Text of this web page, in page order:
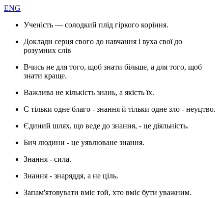
ENG
Ученість — солодкий плід гіркого коріння.
Доклади серця свого до навчання і вуха свої до
розумних слів
Вчись не для того, щоб знати більше, а для того, щоб
знати краще.
Важлива не кількість знань, а якість їх.
Є тільки одне благо - знання й тільки одне зло - неуцтво.
Єдиний шлях, що веде до знання, - це діяльність.
Бич людини - це уявлюване знання.
Знання - сила.
Знання - знаряддя, а не ціль.
Запам'ятовувати вміє той, хто вміє бути уважним.